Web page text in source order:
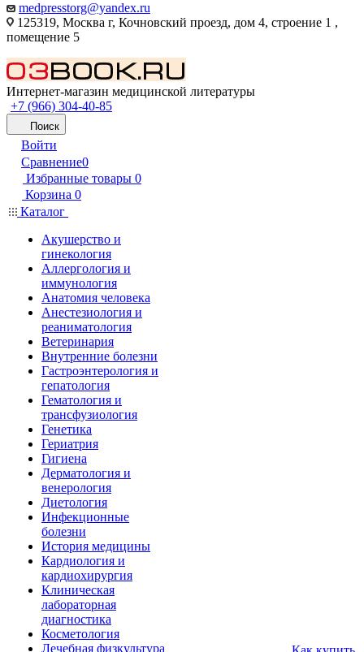
medpresstorg@yandex.ru
125319, Москва г, Кочновский проезд, дом 4, строение 1 ,
помещение 5
Интернет-магазин медицинской литературы
+7 (966) 304-40-85
Поиск
Войти
Сравнение0
Избранные товары 0
Корзина 0
Каталог
Акушерство и
гинекология
Аллергология и
иммунология
Анатомия человека
Анестезиология и
реаниматология
Ветеринария
Внутренние болезни
Гастроэнтерология и
гепатология
Гематология и
трансфузиология
Генетика
Гериатрия
Гигиена
Дерматология и
венерология
Диетология
Инфекционные
болезни
История медицины
Кардиология и
кардиохирургия
Клиническая
лабораторная
диагностика
Косметология
Лечебная физкультура